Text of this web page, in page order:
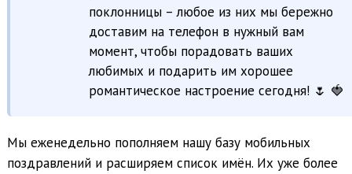
поклонницы – любое из них мы бережно
доставим на телефон в нужный вам
момент, чтобы порадовать ваших
любимых и подарить им хорошее
романтическое настроение сегодня! 🌷 🍓
Мы еженедельно пополняем нашу базу мобильных
поздравлений и расширяем список имён. Их уже более